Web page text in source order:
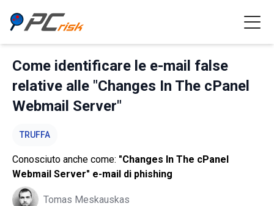
Come identificare le e-mail false
relative alle "Changes In The cPanel
Webmail Server"
TRUFFA
Conosciuto anche come: "Changes In The cPanel
Webmail Server" e-mail di phishing
Tomas Meskauskas